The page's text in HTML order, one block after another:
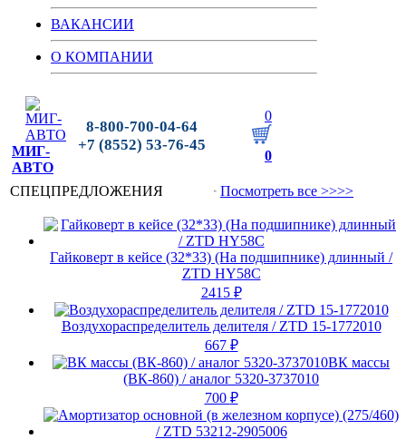
ВАКАНСИИ
О КОМПАНИИ
МИГ-
АВТО
8-800-700-04-64
+7 (8552) 53-76-45
0
0
СПЕЦПРЕДЛОЖЕНИЯ Посмотреть все >>>>
Гайковерт в кейсе (32*33) (На подшипнике) длинный /
ZTD HY58C
2415 ₽
Воздухораспределитель делителя / ZTD 15-1772010
667 ₽
ВК массы
(ВК-860) / аналог 5320-3737010
700 ₽